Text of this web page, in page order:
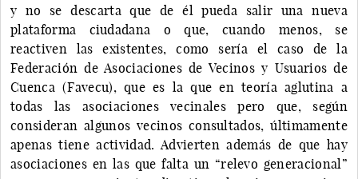
y no se descarta que de él pueda salir una nueva
plataforma ciudadana o que, cuando menos, se
reactiven las existentes, como sería el caso de la
Federación de Asociaciones de Vecinos y Usuarios de
Cuenca (Favecu), que es la que en teoría aglutina a
todas las asociaciones vecinales pero que, según
consideran algunos vecinos consultados, últimamente
apenas tiene actividad. Advierten además de que hay
asociaciones en las que falta un “relevo generacional”